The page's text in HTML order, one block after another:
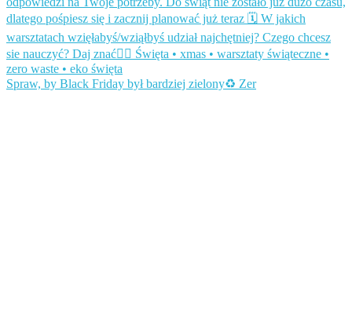
Spraw, by Black Friday był bardziej zielony♻️ Zer